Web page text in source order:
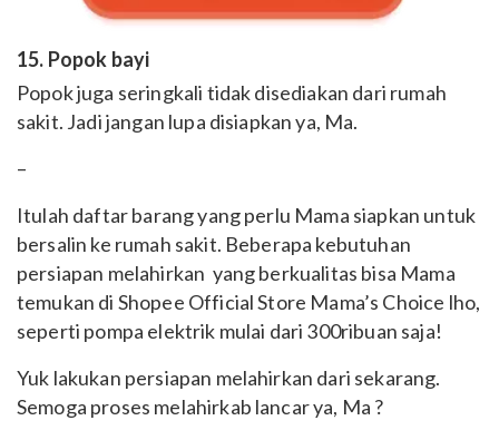
15. Popok bayi
Popok juga seringkali tidak disediakan dari rumah
sakit. Jadi jangan lupa disiapkan ya, Ma.
–
Itulah daftar barang yang perlu Mama siapkan untuk
bersalin ke rumah sakit. Beberapa kebutuhan
persiapan melahirkan yang berkualitas bisa Mama
temukan di Shopee Official Store Mama’s Choice lho,
seperti pompa elektrik mulai dari 300ribuan saja!
Yuk lakukan persiapan melahirkan dari sekarang.
Semoga proses melahirkab lancar ya, Ma ?